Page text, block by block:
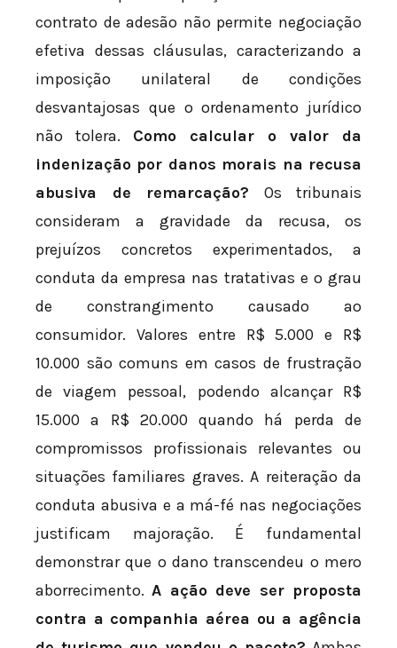
contrato de adesão não permite negociação
efetiva dessas cláusulas, caracterizando a
imposição unilateral de condições
desvantajosas que o ordenamento jurídico
não tolera. Como calcular o valor da
indenização por danos morais na recusa
abusiva de remarcação? Os tribunais
consideram a gravidade da recusa, os
prejuízos concretos experimentados, a
conduta da empresa nas tratativas e o grau
de constrangimento causado ao
consumidor. Valores entre R$ 5.000 e R$
10.000 são comuns em casos de frustração
de viagem pessoal, podendo alcançar R$
15.000 a R$ 20.000 quando há perda de
compromissos profissionais relevantes ou
situações familiares graves. A reiteração da
conduta abusiva e a má-fé nas negociações
justificam majoração. É fundamental
demonstrar que o dano transcendeu o mero
aborrecimento.A ação deve ser proposta
contra a companhia aérea ou a agência